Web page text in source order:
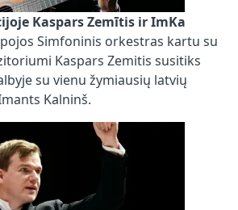
Kaspars Zemītis ir ImKa
Simfoninis orkestras kartu su
Kaspars Zemitis susitiks
su vienu žymiausių latvių
Kalninš.